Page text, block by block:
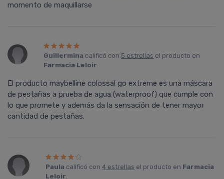
momento de maquillarse
Guillermina calificó con 5 estrellas el producto en
Farmacia Leloir.
El producto maybelline colossal go extreme es una máscara
de pestañas a prueba de agua (waterproof) que cumple con
lo que promete y además da la sensación de tener mayor
cantidad de pestañas.
Paula calificó con4 estrellas el producto en Farmacia
Leloir.